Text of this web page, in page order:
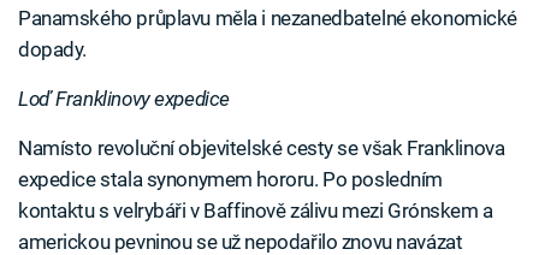
Panamského průplavu měla i nezanedbatelné ekonomické
dopady.
Loď Franklinovy expedice
Namísto revoluční objevitelské cesty se však Franklinova
expedice stala synonymem hororu. Po posledním
kontaktu s velrybáři v Baffinově zálivu mezi Grónskem a
americkou pevninou se už nepodařilo znovu navázat